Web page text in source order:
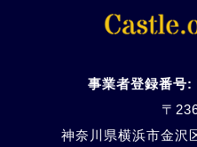
事業者登録番号:
〒
神奈川県横浜市金沢